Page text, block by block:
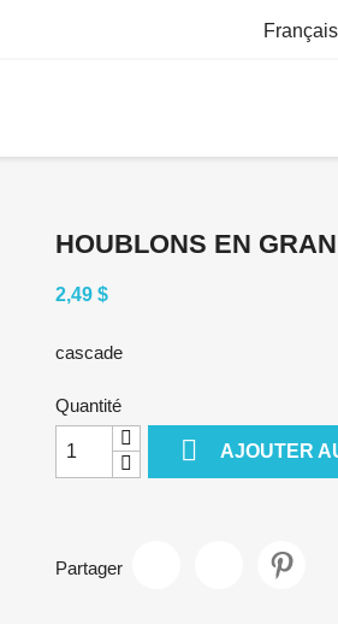
Français
HOUBLONS EN
2,49 $
cascade
Quantité
 AJOUTER
Partager